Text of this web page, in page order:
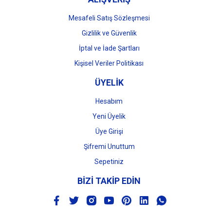
Mesafeli Satış Sözleşmesi
Gizlilik ve Güvenlik
İptal ve İade Şartları
Kişisel Veriler Politikası
ÜYELİK
Hesabım
Yeni Üyelik
Üye Girişi
Şifremi Unuttum
Sepetiniz
BİZİ TAKİP EDİN